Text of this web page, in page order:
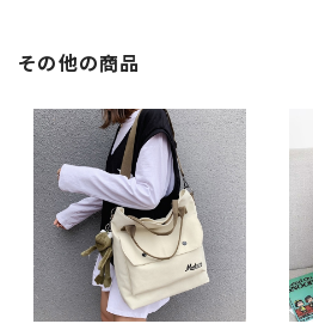
その他の商品